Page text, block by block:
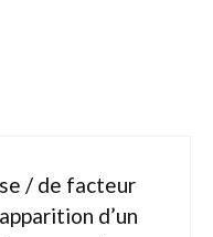
/ de facteur
d’un